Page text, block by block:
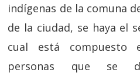
indígenas de la comuna
de la ciudad, se haya el
cual está
personas que se